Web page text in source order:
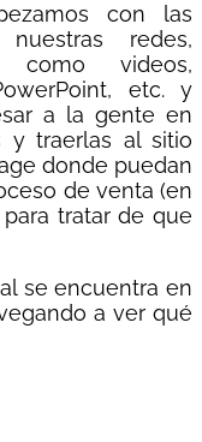
con las
redes,
como videos,
etc. y
a la gente en
y traerlas al sitio
donde puedan
de venta (en
tratar de que
se encuentra en
a ver qué